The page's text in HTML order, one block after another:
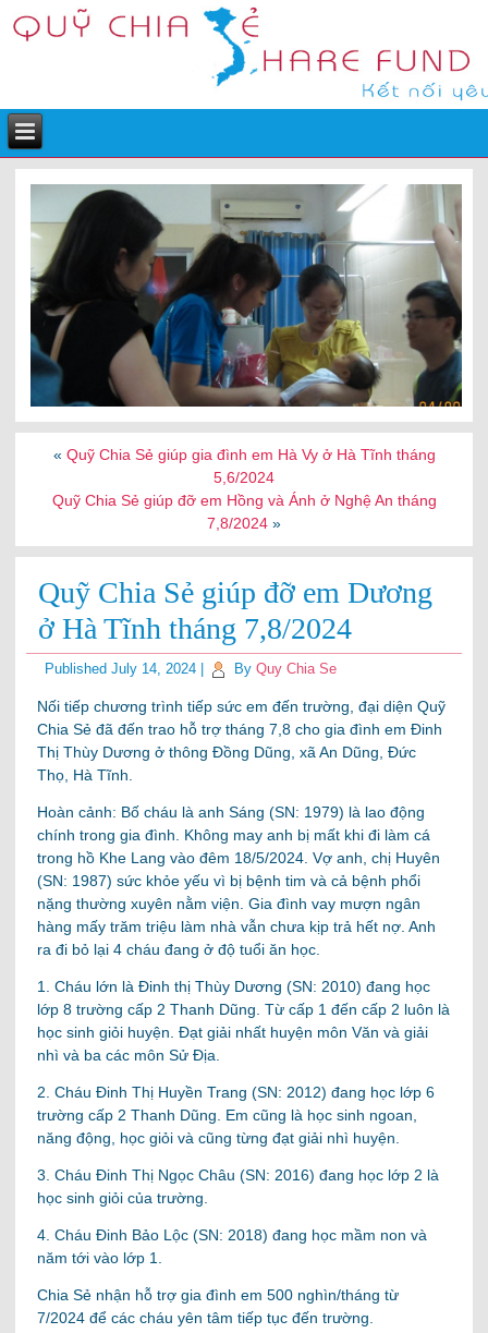
« Quỹ Chia Sẻ giúp gia đình em Hà Vy ở Hà Tĩnh tháng
5,6/2024
Quỹ Chia Sẻ giúp đỡ em Hồng và Ánh ở Nghệ An tháng
7,8/2024 »
Quỹ Chia Sẻ giúp đỡ em Dương
ở Hà Tĩnh tháng 7,8/2024
Published July 14, 2024 By Quy Chia Se
Nối tiếp chương trình tiếp sức em đến trường, đại diện Quỹ
Chia Sẻ đã đến trao hỗ trợ tháng 7,8 cho gia đình em Đinh
Thị Thùy Dương ở thông Đồng Dũng, xã An Dũng, Đức
Thọ, Hà Tĩnh.
Hoàn cảnh: Bố cháu là anh Sáng (SN: 1979) là lao động
chính trong gia đình. Không may anh bị mất khi đi làm cá
trong hồ Khe Lang vào đêm 18/5/2024. Vợ anh, chị Huyên
(SN: 1987) sức khỏe yếu vì bị bệnh tim và cả bệnh phổi
nặng thường xuyên nằm viện. Gia đình vay mượn ngân
hàng mấy trăm triệu làm nhà vẫn chưa kịp trả hết nợ. Anh
ra đi bỏ lại 4 cháu đang ở độ tuổi ăn học.
1. Cháu lớn là Đinh thị Thùy Dương (SN: 2010) đang học
lớp 8 trường cấp 2 Thanh Dũng. Từ cấp 1 đến cấp 2 luôn là
học sinh giỏi huyện. Đạt giải nhất huyện môn Văn và giải
nhì và ba các môn Sử Địa.
2. Cháu Đinh Thị Huyền Trang (SN: 2012) đang học lớp 6
trường cấp 2 Thanh Dũng. Em cũng là học sinh ngoan,
năng động, học giỏi và cũng từng đạt giải nhì huyện.
3. Cháu Đinh Thị Ngọc Châu (SN: 2016) đang học lớp 2 là
học sinh giỏi của trường.
4. Cháu Đinh Bảo Lộc (SN: 2018) đang học mầm non và
năm tới vào lớp 1.
Chia Sẻ nhận hỗ trợ gia đình em 500 nghìn/tháng từ
7/2024 để các cháu yên tâm tiếp tục đến trường.